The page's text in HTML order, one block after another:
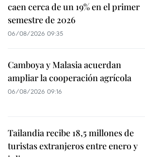
caen cerca de un 19% en el primer
semestre de 2026
06/08/2026 09:35
Camboya y Malasia acuerdan
ampliar la cooperación agrícola
06/08/2026 09:16
Tailandia recibe 18,5 millones de
turistas extranjeros entre enero y